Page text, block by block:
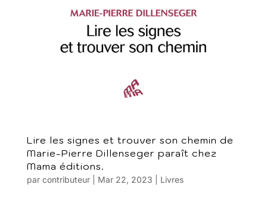
Lire les signes et trouver son chemin de
Marie-Pierre Dillenseger paraît chez
Mama éditions.
par contributeur| Mar 22, 2023 Livres